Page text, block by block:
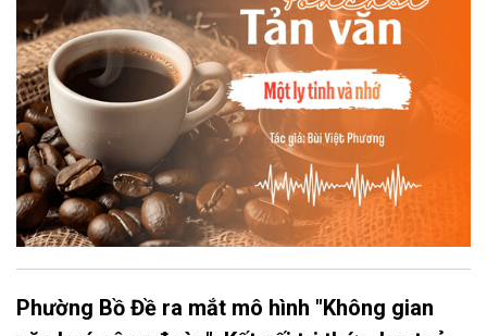
Phường Bồ Đề ra mắt mô hình "Không gian